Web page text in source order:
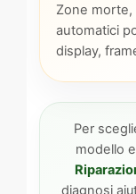
Zone
automatici
display,
Per
modello
diagnosi